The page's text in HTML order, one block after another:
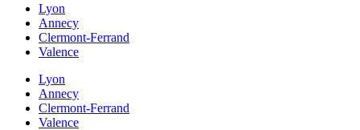
Lyon
Annecy
Clermont-Ferrand
Valence
Lyon
Annecy
Clermont-Ferrand
Valence